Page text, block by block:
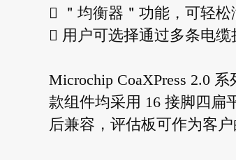

＂均衡器＂功能，可轻
 用户可选择通过多条电缆
Microchip CoaXPress 2.0
款组件均采用 16 接脚四扁
后兼容，评估板可作为客户